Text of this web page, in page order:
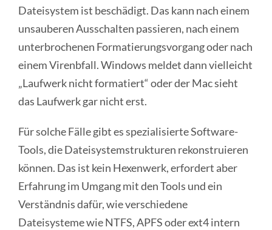
Dateisystem ist beschädigt. Das kann nach einem
unsauberen Ausschalten passieren, nach einem
unterbrochenen Formatierungsvorgang oder nach
einem Virenbfall. Windows meldet dann vielleicht
„Laufwerk nicht formatiert“ oder der Mac sieht
das Laufwerk gar nicht erst.
Für solche Fälle gibt es spezialisierte Software-
Tools, die Dateisystemstrukturen rekonstruieren
können. Das ist kein Hexenwerk, erfordert aber
Erfahrung im Umgang mit den Tools und ein
Verständnis dafür, wie verschiedene
Dateisysteme wie NTFS, APFS oder ext4 intern